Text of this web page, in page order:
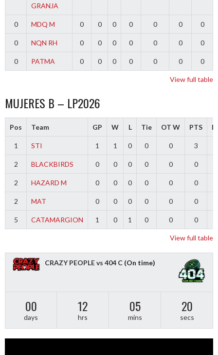
GRANJA
0 MDQ M 0 0 0 0 0 0 0
0 NQN RH 0 0 0 0 0 0 0
0 PATMA 0 0 0 0 0 0 0
View full table
MUJERES B – LP2026
Pos Team GP W L Tie OT W PTS
1 STI 1 1 0 0 0 3
2 BLACKBIRDS 0 0 0 0 0 0
2 HAZARD M 0 0 0 0 0 0
2 MAT 0 0 0 0 0 0
5 CATAMARGION 1 0 1 0 0 0
View full table
CRAZY PEOPLE vs 404 C (On time)
00
days
12
hrs
05
mins
20
secs